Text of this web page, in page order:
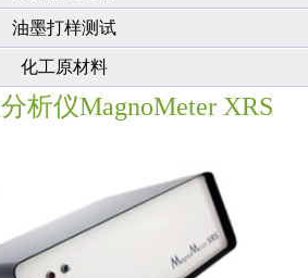
油墨打样测试
化工原材料
析仪MagnoMeter XRS